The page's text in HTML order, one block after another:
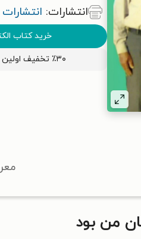
انتشارات:
خرید کتاب
٪۳۰ تخفیف اولین خرید کتاب با کد
من بود